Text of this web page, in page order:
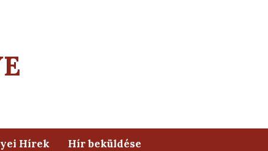
Hírek Hír beküldése